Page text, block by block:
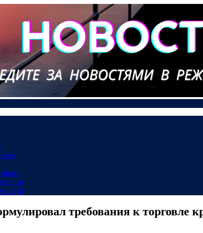
требования к торговле